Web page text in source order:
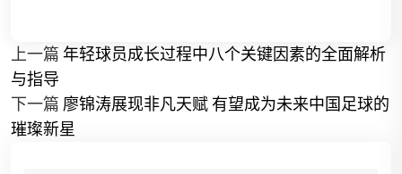
上一篇 年轻球员成长过程中八个关键因素的全面解析
与指导
下一篇 廖锦涛展现非凡天赋 有望成为未来中国足球的
璀璨新星